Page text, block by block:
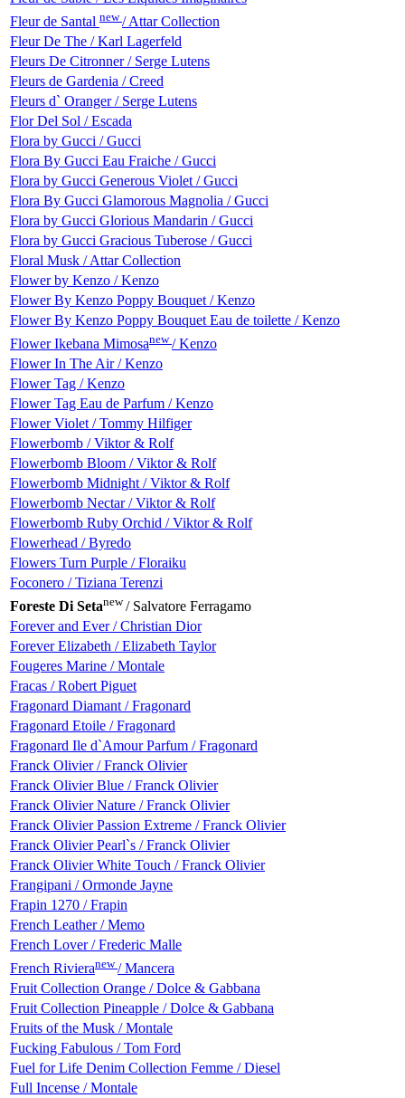
Fleur de Santal new/ Attar Collection
Fleur De The / Karl Lagerfeld
Fleurs De Citronner / Serge Lutens
Fleurs de Gardenia / Creed
Fleurs d` Oranger / Serge Lutens
Flor Del Sol / Escada
Flora by Gucci / Gucci
Flora By Gucci Eau Fraiche / Gucci
Flora by Gucci Generous Violet / Gucci
Flora By Gucci Glamorous Magnolia / Gucci
Flora by Gucci Glorious Mandarin / Gucci
Flora by Gucci Gracious Tuberose / Gucci
Floral Musk / Attar Collection
Flower by Kenzo / Kenzo
Flower By Kenzo Poppy Bouquet / Kenzo
Flower By Kenzo Poppy Bouquet Eau de toilette / Kenzo
Flower Ikebana Mimosanew/ Kenzo
Flower In The Air / Kenzo
Flower Tag / Kenzo
Flower Tag Eau de Parfum / Kenzo
Flower Violet / Tommy Hilfiger
Flowerbomb / Viktor & Rolf
Flowerbomb Bloom / Viktor & Rolf
Flowerbomb Midnight / Viktor & Rolf
Flowerbomb Nectar / Viktor & Rolf
Flowerbomb Ruby Orchid / Viktor & Rolf
Flowerhead / Byredo
Flowers Turn Purple / Floraiku
Foconero / Tiziana Terenzi
Foreste Di Setanew/ Salvatore Ferragamo
Forever and Ever / Christian Dior
Forever Elizabeth / Elizabeth Taylor
Fougeres Marine / Montale
Fracas / Robert Piguet
Fragonard Diamant / Fragonard
Fragonard Etoile / Fragonard
Fragonard Ile d`Amour Parfum / Fragonard
Franck Olivier / Franck Olivier
Franck Olivier Blue / Franck Olivier
Franck Olivier Nature / Franck Olivier
Franck Olivier Passion Extreme / Franck Olivier
Franck Olivier Pearl`s / Franck Olivier
Franck Olivier White Touch / Franck Olivier
Frangipani / Ormonde Jayne
Frapin 1270 / Frapin
French Leather / Memo
French Lover / Frederic Malle
French Rivieranew/ Mancera
Fruit Collection Orange / Dolce & Gabbana
Fruit Collection Pineapple / Dolce & Gabbana
Fruits of the Musk / Montale
Fucking Fabulous / Tom Ford
Fuel for Life Denim Collection Femme / Diesel
Full Incense / Montale